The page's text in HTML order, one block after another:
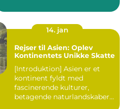
14. jan
Rejser til Asien: Oplev
Kontinentets Unikke Skatte
[Introduktion] Asien er et
kontinent fyldt med
fascinerende kulturer,
betagende naturlandskaber